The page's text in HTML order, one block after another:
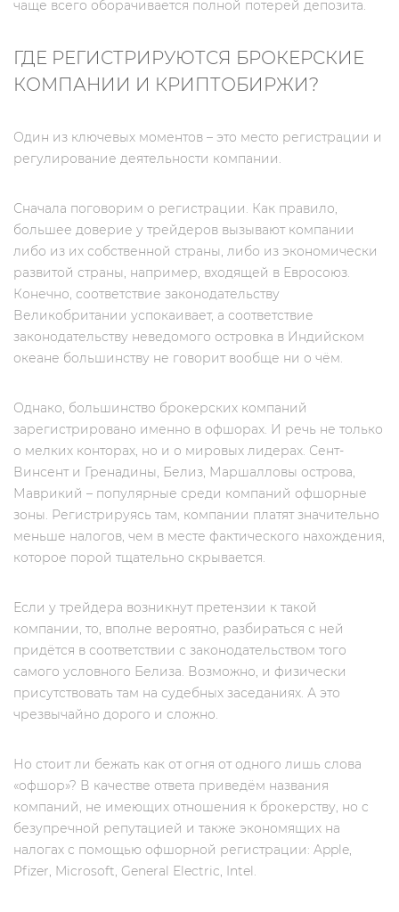
чаще всего оборачивается полной потерей депозита.
ГДЕ РЕГИСТРИРУЮТСЯ БРОКЕРСКИЕ
КОМПАНИИ И КРИПТОБИРЖИ?
Один из ключевых моментов – это место регистрации и
регулирование деятельности компании.
Сначала поговорим о регистрации. Как правило,
большее доверие у трейдеров вызывают компании
либо из их собственной страны, либо из экономически
развитой страны, например, входящей в Евросоюз.
Конечно, соответствие законодательству
Великобритании успокаивает, а соответствие
законодательству неведомого островка в Индийском
океане большинству не говорит вообще ни о чём.
Однако, большинство брокерских компаний
зарегистрировано именно в офшорах. И речь не только
о мелких конторах, но и о мировых лидерах. Сент-
Винсент и Гренадины, Белиз, Маршалловы острова,
Маврикий – популярные среди компаний офшорные
зоны. Регистрируясь там, компании платят значительно
меньше налогов, чем в месте фактического нахождения,
которое порой тщательно скрывается.
Если у трейдера возникнут претензии к такой
компании, то, вполне вероятно, разбираться с ней
придётся в соответствии с законодательством того
самого условного Белиза. Возможно, и физически
присутствовать там на судебных заседаниях. А это
чрезвычайно дорого и сложно.
Но стоит ли бежать как от огня от одного лишь слова
«офшор»? В качестве ответа приведём названия
компаний, не имеющих отношения к брокерству, но c
безупречной репутацией и также экономящих на
налогах с помощью офшорной регистрации: Apple,
Pfizer, Microsoft, General Electric, Intel.